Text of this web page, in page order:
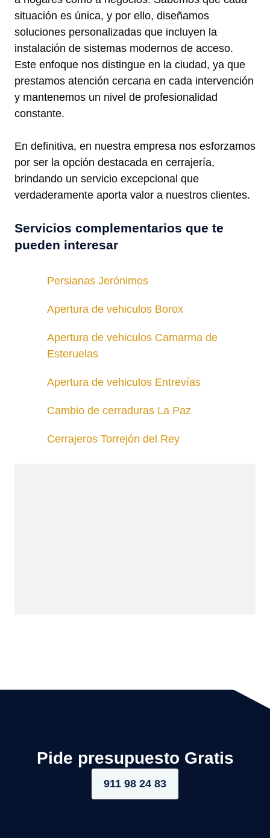
situación es única, y por ello, diseñamos
soluciones personalizadas que incluyen la
instalación de sistemas modernos de acceso.
Este enfoque nos distingue en la ciudad, ya que
prestamos atención cercana en cada intervención
y mantenemos un nivel de profesionalidad
constante.
En definitiva, en nuestra empresa nos esforzamos
por ser la opción destacada en cerrajería,
brindando un servicio excepcional que
verdaderamente aporta valor a nuestros clientes.
Servicios complementarios que te
pueden interesar
Persianas Jerónimos
Apertura de vehiculos Borox
Apertura de vehiculos Camarma de
Esteruelas
Apertura de vehiculos Entrevías
Cambio de cerraduras La Paz
Cerrajeros Torrejón del Rey
Pide presupuesto Gratis
911 98 24 83